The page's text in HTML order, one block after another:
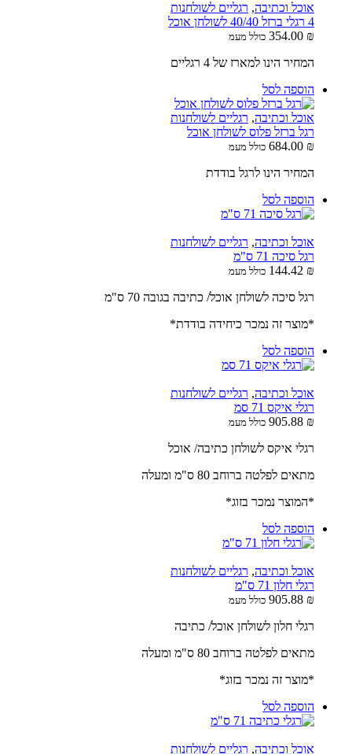
אוכל וכתיבה, רגליים לשולחנות
4 רגלי ברזל 40/40 לשולחן אוכל
354.00 ₪ כולל מעמ
המחיר הינו למארז של 4 רגליים
הוספה לסל
אוכל וכתיבה, רגליים לשולחנות
רגל ברזל פלוס לשולחן אוכל
684.00 ₪ כולל מעמ
המחיר הינו לרגל בודדת
הוספה לסל
אוכל וכתיבה, רגליים לשולחנות
רגל סיכה 71 ס"מ
144.42 ₪ כולל מעמ
רגל סיכה לשולחן אוכל/ כתיבה בגובה 70 ס"מ
*מוצר זה נמכר כיחידה בודדת*
הוספה לסל
אוכל וכתיבה, רגליים לשולחנות
רגלי איקס 71 סמ
905.88 ₪ כולל מעמ
רגלי איקס לשולחן כתיבה/ אוכל
מתאים לפלטה ברוחב 80 ס"מ ומעלה
*המוצר נמכר בזוג*
הוספה לסל
אוכל וכתיבה, רגליים לשולחנות
רגלי חלון 71 ס"מ
905.88 ₪ כולל מעמ
רגלי חלון לשולחן אוכל/ כתיבה
מתאים לפלטה ברוחב 80 ס"מ ומעלה
*מוצר זה נמכר בזוג*
הוספה לסל
אוכל וכתיבה, רגליים לשולחנות